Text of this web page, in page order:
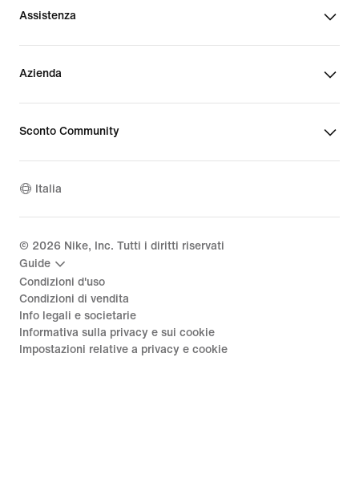
Assistenza
Azienda
Sconto Community
Italia
© 2026 Nike, Inc. Tutti i diritti riservati
Guide
Condizioni d'uso
Condizioni di vendita
Info legali e societarie
Informativa sulla privacy e sui cookie
Impostazioni relative a privacy e cookie